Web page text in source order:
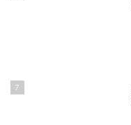
7